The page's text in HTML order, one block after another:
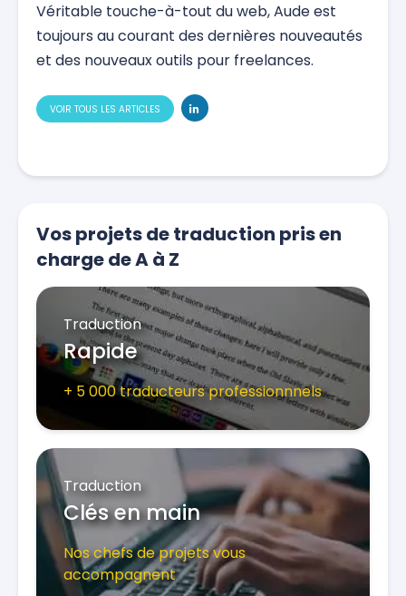
Véritable touche-à-tout du web, Aude est
toujours au courant des dernières nouveautés
et des nouveaux outils pour freelances.
VOIR TOUS LES ARTICLES
Vos projets de traduction pris en
charge de A à Z
Traduction
Rapide
+ 5 000 traducteurs professionnnels
Traduction
Clés en main
Nos chefs de projets vous
accompagnent